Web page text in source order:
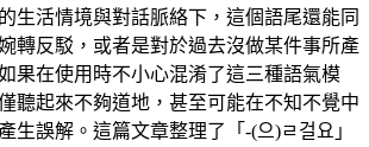
生活情境與對話脈絡下，這個語尾還能同
轉反駁，或者是對於過去沒做某件事所產
果在使用時不小心混淆了這三種語氣模
聽起來不夠道地，甚至可能在不知不覺中
生誤解。這篇文章整理了「-(으)ㄹ걸요」